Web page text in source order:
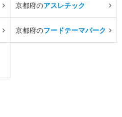
京都府のアスレチック
京都府のフードテーマパーク